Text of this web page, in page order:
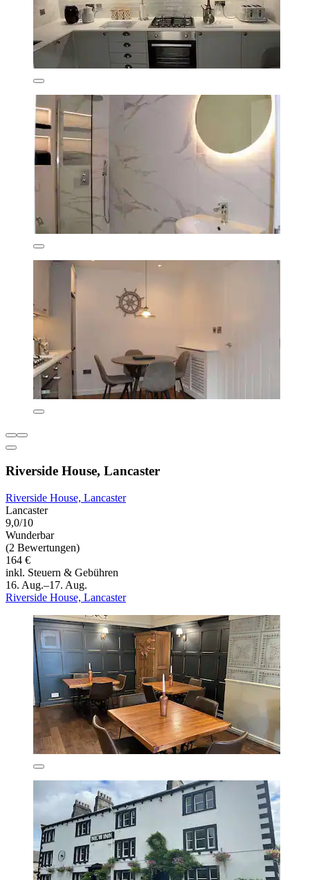
Riverside House, Lancaster
Riverside House, Lancaster
Lancaster
9,0/10
Wunderbar
(2 Bewertungen)
164 €
inkl. Steuern & Gebühren
16. Aug.–17. Aug.
Riverside House, Lancaster